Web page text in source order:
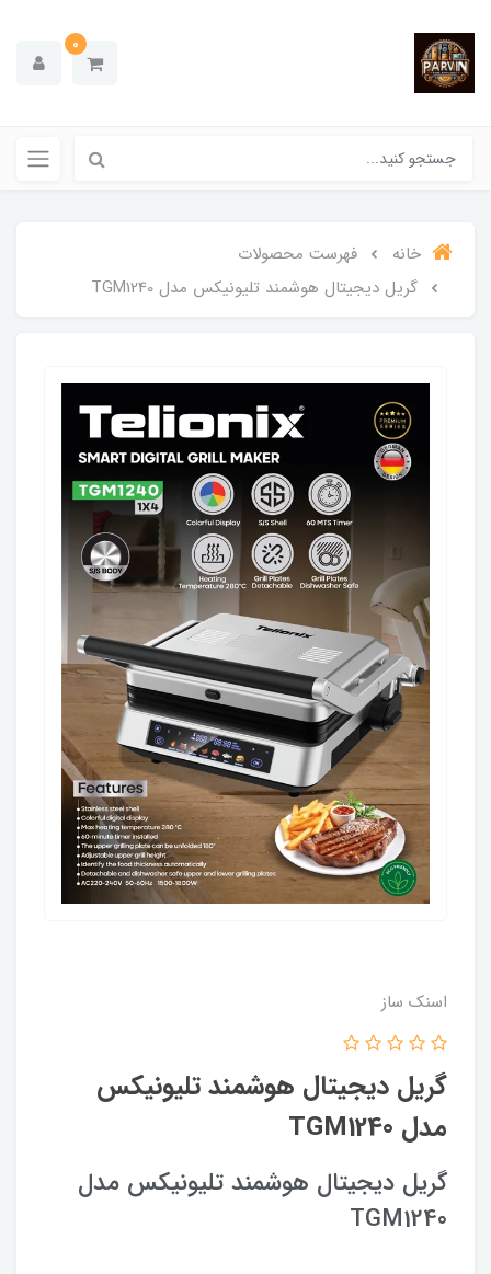
0
خانه
فهرست محصولات
گریل دیجیتال هوشمند تلیونیکس مدل TGM1240
اسنک ساز
گریل دیجیتال هوشمند تلیونیکس
مدل TGM1240
گریل دیجیتال هوشمند تلیونیکس مدل
TGM1240